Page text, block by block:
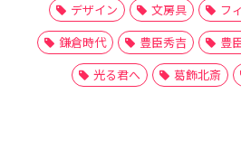
デザイン
文房具 フ
鎌倉時代
豊臣秀吉 豊
光る君へ
葛飾北斎